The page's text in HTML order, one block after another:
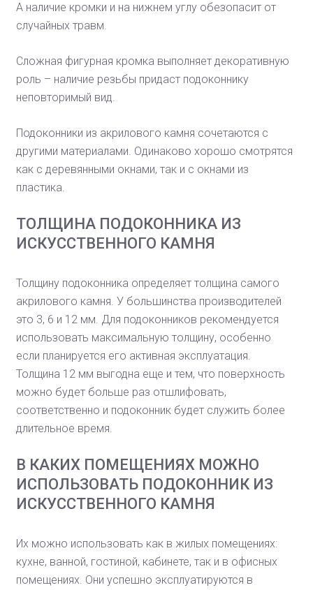
А наличие кромки и на нижнем углу обезопасит от
случайных травм.
Сложная фигурная кромка выполняет декоративную
роль – наличие резьбы придаст подоконнику
неповторимый вид.
Подоконники из акрилового камня сочетаются с
другими материалами. Одинаково хорошо смотрятся
как с деревянными окнами, так и с окнами из
пластика.
ТОЛЩИНА ПОДОКОННИКА ИЗ
ИСКУССТВЕННОГО КАМНЯ
Толщину подоконника определяет толщина самого
акрилового камня. У большинства производителей
это 3, 6 и 12 мм. Для подоконников рекомендуется
использовать максимальную толщину, особенно
если планируется его активная эксплуатация.
Толщина 12 мм выгодна еще и тем, что поверхность
можно будет больше раз отшлифовать,
соответственно и подоконник будет служить более
длительное время.
В КАКИХ ПОМЕЩЕНИЯХ МОЖНО
ИСПОЛЬЗОВАТЬ ПОДОКОННИК ИЗ
ИСКУССТВЕННОГО КАМНЯ
Их можно использовать как в жилых помещениях:
кухне, ванной, гостиной, кабинете, так и в офисных
помещениях. Они успешно эксплуатируются в